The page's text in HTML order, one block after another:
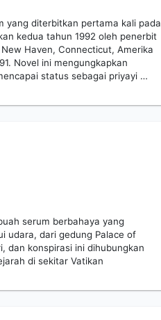
yang diterbitkan pertama kali pada
kedua tahun 1992 oleh penerbit
Haven, Connecticut, Amerika
Novel ini mengungkapkan
status sebagai priyayi …
serum berbahaya yang
udara, dari gedung Palace of
dan konspirasi ini dihubungkan
di sekitar Vatikan